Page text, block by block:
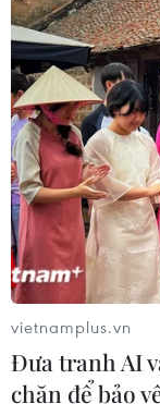
CƠ QUAN CHỦ QUẢN:
Tổng Biên tập:
Phó Tổng Biên
THỦY
Sở hữu trí tuệ
RSS
vietnamplus.vn
Đưa tranh AI
chặn để bảo